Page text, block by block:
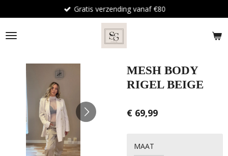
direct
naar
de
Gratis verzending vanaf €80
MESH BODY
RIGEL BEIGE
€ 69,99
MAAT